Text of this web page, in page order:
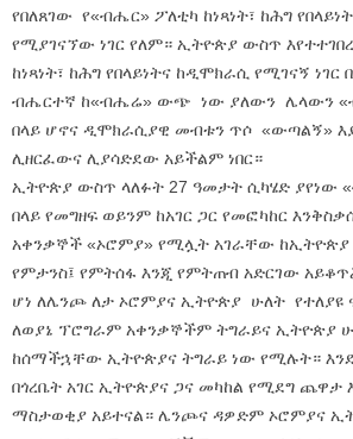
የበለጸገው የ«ብሔር» ፖለቲካ ከነጻነት፣ ከሕግ
የሚያገናኘው ነገር የለም። ኢትዮጵያ ውስጥ
ከነጻነት፣ ከሕግ የበላይነትና ከዲሞክራሲ የሚገናኝ
ብሔርተኛ ከ«ብሔሬ» ውጭ ነው ያለውን ሌላውን
በላይ ሆኖና ዲሞክራሲያዊ መብቱን ጥሶ «ውጣልኝ»
ሊዘርፈውና ሊያሳድደው አይችልም ነበር።
ኢትዮጵያ ውስጥ ላለፉት 27 ዓመታት ሲካሄድ ያየነው
በላይ የመግዘፍ ወይንም ከአገር ጋር የመፎካከር
አቀንቃኞች «ኦሮምያ» የሚሏት አገራቸው ከኢትዮጵያ
የምታንስ፤ የምትሰፋ እንጂ የምትጠብ አድርገው
ሆነ ለሌንጮ ለታ ኦሮምያና ኢትዮጵያ ሁለት የተለያዩ
ለወያኔ ፕሮግራም አቀንቃኞችም ትግራይና ኢትዮጵያ
ከሰማችኋቸው ኢትዮጵያና ትግራይ ነው የሚሉት።
በጎረቤት አገር ኢትዮጵያና ጋና መካከል የሚደግ ጨዋታ
ማስታወቂያ አይተናል። ሌንጮና ዳዎድም ኦሮምያና